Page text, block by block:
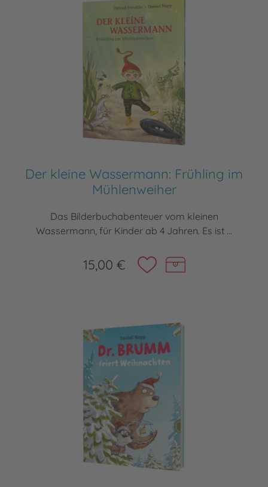
Der kleine Wassermann: Frühling im
Mühlenweiher
Das Bilderbuchabenteuer vom kleinen
Wassermann, für Kinder ab 4 Jahren. Es ist ...
15,00 €